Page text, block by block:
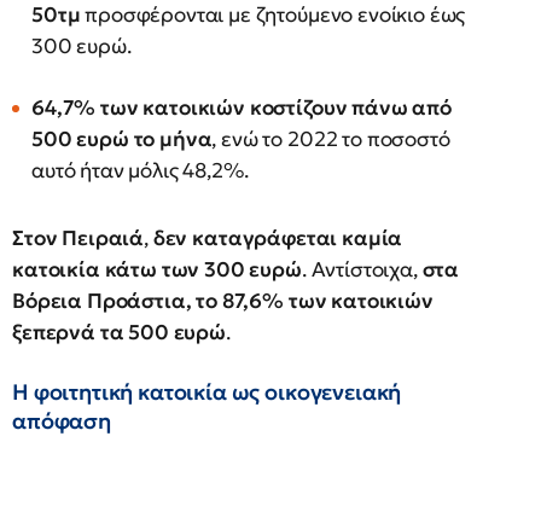
50τμπροσφέρονται με ζητούμενο ενοίκιο έως
300 ευρώ.
64,7% των κατοικιών κοστίζουν πάνω από
500 ευρώ το μήνα, ενώ το 2022 το ποσοστό
αυτό ήταν μόλις 48,2%.
Στον Πειραιά,δεν καταγράφεται καμία
κατοικία κάτω των 300 ευρώ. Αντίστοιχα,στα
Βόρεια Προάστια, το 87,6% των κατοικιών
ξεπερνά τα 500 ευρώ.
Η φοιτητική κατοικία ως οικογενειακή
απόφαση